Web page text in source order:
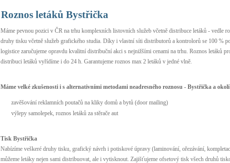
Roznos letáků Bystřička
Máme pevnou pozici v ČR na trhu komplexních listovních služeb včetně distribuce letáků - vedle
druhy tisku včetně služeb grafického studia. Díky i vlastní síti distributorů a kontrolorů se 100 %
logistice zaručujeme opravdu kvalitní distribuční akci s nejnižšími cenami na trhu. Roznos letáků
distribuci letáků vyřídíme i do 24 h. Garantujeme roznos max 2 letáků v jedné vlně.
Máme velké zkušenosti i s alternativními metodami neadresného roznosu - Bystřička a okolí
zavěšování reklamních poutačů na kliky domů a bytů (door mailing)
výlepy samolepek, roznos letáků za stěrače aut
Tisk Bystřička
Nabízíme veškeré druhy tisku, grafický návrh i potiskové úpravy (laminování, ořezávání,
můžeme letáky nejen sami distribuovat, ale i vytisknout. Zajišťujeme ofsetový tisk všech druhů